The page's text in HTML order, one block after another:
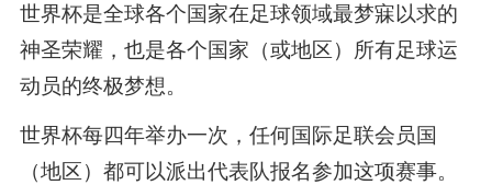
世界杯是全球各个国家在足球领域最梦寐以求的
神圣荣耀，也是各个国家（或地区）所有足球运
动员的终极梦想。
世界杯每四年举办一次，任何国际足联会员国
（地区）都可以派出代表队报名参加这项赛事。